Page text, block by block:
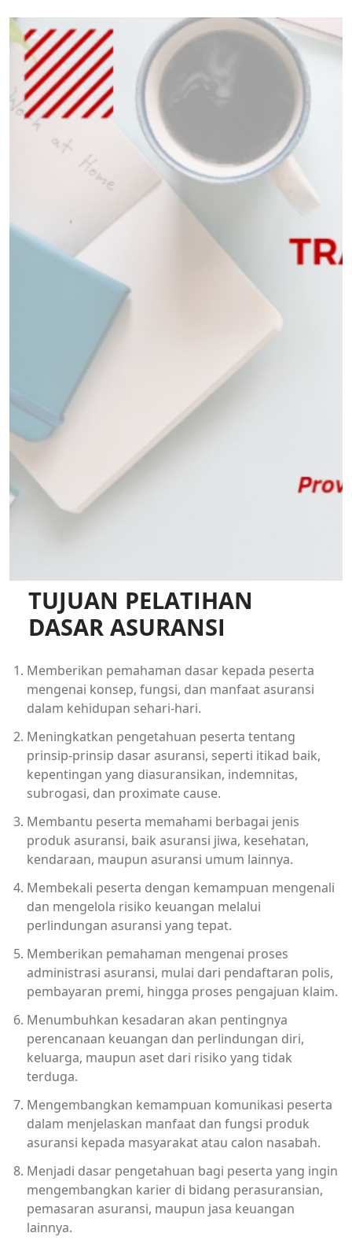
TUJUAN PELATIHAN
DASAR ASURANSI
Memberikan pemahaman dasar kepada peserta
mengenai konsep, fungsi, dan manfaat asuransi
dalam kehidupan sehari-hari.
Meningkatkan pengetahuan peserta tentang
prinsip-prinsip dasar asuransi, seperti itikad baik,
kepentingan yang diasuransikan, indemnitas,
subrogasi, dan proximate cause.
Membantu peserta memahami berbagai jenis
produk asuransi, baik asuransi jiwa, kesehatan,
kendaraan, maupun asuransi umum lainnya.
Membekali peserta dengan kemampuan mengenali
dan mengelola risiko keuangan melalui
perlindungan asuransi yang tepat.
Memberikan pemahaman mengenai proses
administrasi asuransi, mulai dari pendaftaran polis,
pembayaran premi, hingga proses pengajuan klaim.
Menumbuhkan kesadaran akan pentingnya
perencanaan keuangan dan perlindungan diri,
keluarga, maupun aset dari risiko yang tidak
terduga.
Mengembangkan kemampuan komunikasi peserta
dalam menjelaskan manfaat dan fungsi produk
asuransi kepada masyarakat atau calon nasabah.
Menjadi dasar pengetahuan bagi peserta yang ingin
mengembangkan karier di bidang perasuransian,
pemasaran asuransi, maupun jasa keuangan
lainnya.